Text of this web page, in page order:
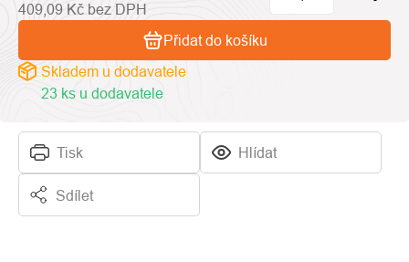
Tisk Hlídat
Sdílet
409,09 Kč bez DPH
Skladem u dodavatele
23 ks u dodavatele
Přidat do košíku